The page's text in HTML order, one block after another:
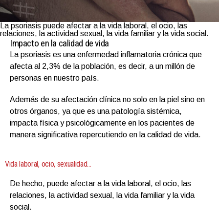
La psoriasis puede afectar a la vida laboral, el ocio, las
relaciones, la actividad sexual, la vida familiar y la vida social.
Impacto en la calidad de vida
La psoriasis es una enfermedad inflamatoria crónica que
afecta al 2,3% de la población, es decir, a un millón de
personas en nuestro país.
Además de su afectación clínica no solo en la piel sino en
otros órganos, ya que es una patología sistémica,
impacta física y psicológicamente en los pacientes de
manera significativa repercutiendo en la calidad de vida.
Vida laboral, ocio, sexualidad…
De hecho, puede afectar a la vida laboral, el ocio, las
relaciones, la actividad sexual, la vida familiar y la vida
social.